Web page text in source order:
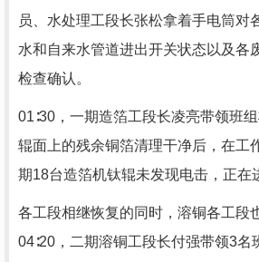
员、水处理工段长张松拿着手电筒对
水和自来水管道进出开关状态以及各
检查确认。
01∶30，一期造箔工段长凌亮带领班
辊面上的残余铜箔清理干净后，在工
期18台造箔机钛辊未发现电击，正在
各工段相继恢复的同时，溶铜各工段
04∶20，二期溶铜工段长付强带领3名